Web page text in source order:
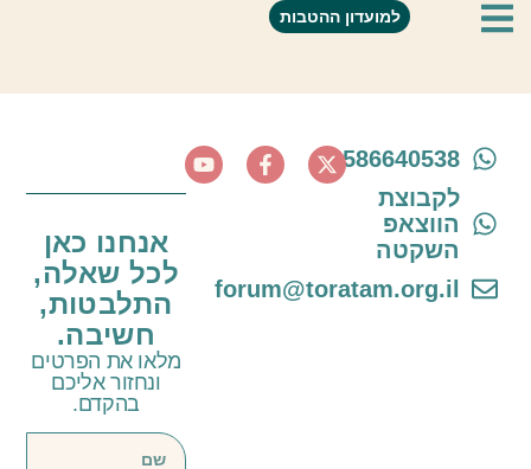
למועדון ההטבות
אודיה החלקות
0586640538
לקבוצת
הווצאפ
השקטה
forum@toratam.org.il
אנחנו כאן
לכל שאלה,
התלבטות,
חשיבה.
מלאו את הפרטים
ונחזור אליכם
בהקדם.